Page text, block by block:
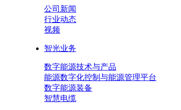
公司新闻
行业动态
视频
智光业务
数字能源技术与产品
能源数字化控制与能源管理平台
数字能源装备
智慧电缆